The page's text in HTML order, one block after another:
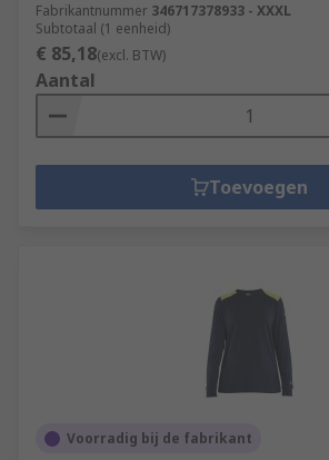
Fabrikantnummer 346717378933 - XXXL
Subtotaal (1 eenheid)
€ 85,18(excl. BTW)
Aantal
Toevoegen
Voorradig bij de fabrikant